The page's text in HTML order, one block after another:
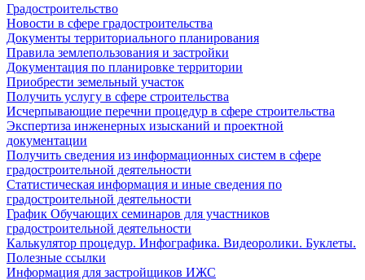
Градостроительство
Новости в сфере градостроительства
Документы территориального планирования
Правила землепользования и застройки
Документация по планировке территории
Приобрести земельный участок
Получить услугу в сфере строительства
Исчерпывающие перечни процедур в сфере строительства
Экспертиза инженерных изысканий и проектной
документации
Получить сведения из информационных систем в сфере
градостроительной деятельности
Статистическая информация и иные сведения по
градостроительной деятельности
График Обучающих семинаров для участников
градостроительной деятельности
Калькулятор процедур. Инфографика. Видеоролики. Буклеты.
Полезные ссылки
Информация для застройщиков ИЖС